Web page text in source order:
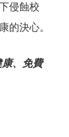
侵蝕校
的決心。
康、免費